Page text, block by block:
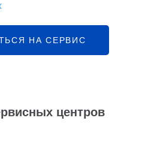
НА СЕРВИС
центров